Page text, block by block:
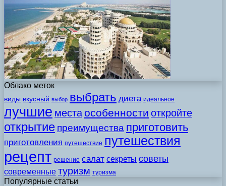
Облако меток
виды вкусный выбор выбрать диета идеальное
лучшие места особенности откройте
открытие преимущества приготовить
приготовления путешествие путешествия
рецепт решение салат секреты советы
современные туризм туризма
Популярные статьи